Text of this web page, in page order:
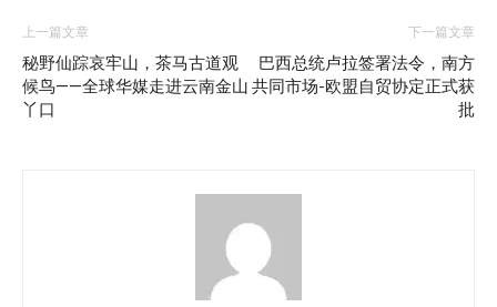
上一篇文章
秘野仙踪哀牢山，茶马古道观
候鸟——全球华媒走进云南金山
丫口
下一篇文章
巴西总统卢拉签署法令，南方
共同市场-欧盟自贸协定正式获
批